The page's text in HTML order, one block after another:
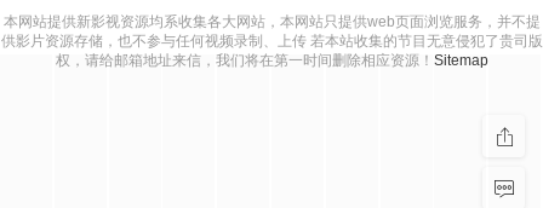
本网站提供新影视资源均系收集各大网站，本网站只提供web页面浏览服务，并不提
供影片资源存储，也不参与任何视频录制、上传 若本站收集的节目无意侵犯了贵司版
权，请给邮箱地址来信，我们将在第一时间删除相应资源！ Sitemap